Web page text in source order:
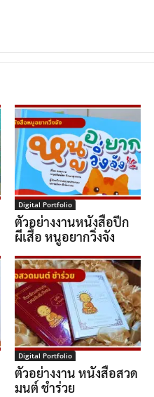
Digital Portfolio
ตัวอย่างงานหนังสือปีก
ผีเสื้อ หนูอยากวิ่งจัง
Digital Portfolio
ตัวอย่างงาน หนังสือสวด
มนต์ ชำร่วย